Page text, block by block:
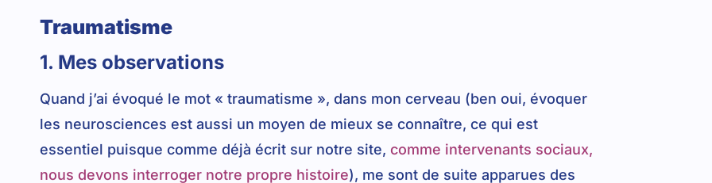
Traumatisme
1. Mes observations
Quand j’ai évoqué le mot « traumatisme », dans mon cerveau (ben oui, évoquer
les neurosciences est aussi un moyen de mieux se connaître, ce qui est
essentiel puisque comme déjà écrit sur notre site, comme intervenants sociaux,
nous devons interroger notre propre histoire), me sont de suite apparues des